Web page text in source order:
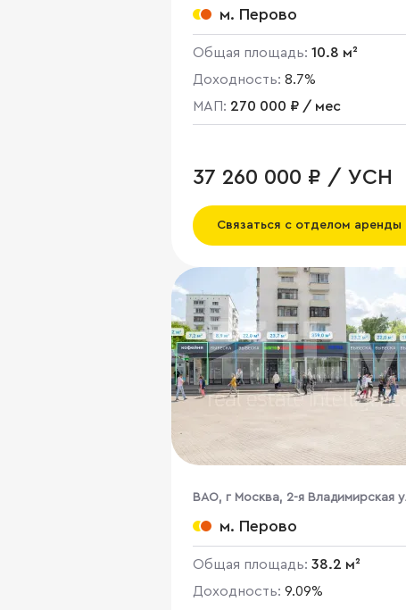
38/18м. Перово
Общая площадь: 10.8 м²
Доходность: 8.7%
МАП: 270 000 ₽ / мес
37 260 000 ₽ / УСН
Связаться с отделом аренды
ВАО, г Москва, 2-я Владимирская
38/18м. Перово
Общая площадь: 38.2 м²
Доходность: 9.09%